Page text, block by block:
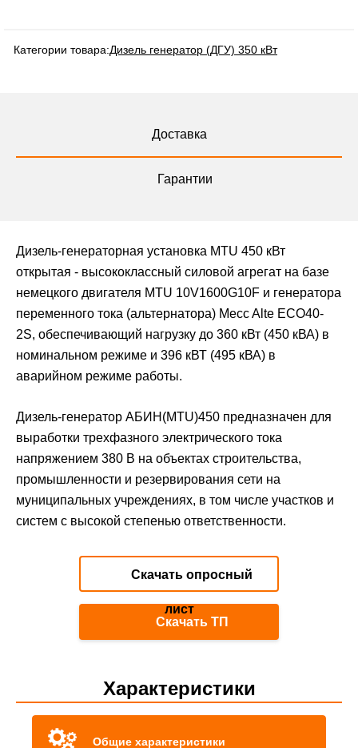
Категории товара:Дизель генератор (ДГУ) 350 кВт
Доставка
Гарантии
Дизель-генераторная установка MTU 450 кВт
открытая - высококлассный силовой агрегат на базе
немецкого двигателя MTU 10V1600G10F и генератора
переменного тока (альтернатора) Mecc Alte ECO40-
2S, обеспечивающий нагрузку до 360 кВт (450 кВА) в
номинальном режиме и 396 кВТ (495 кВА) в
аварийном режиме работы.
Дизель-генератор АБИН(MTU)450 предназначен для
выработки трехфазного электрического тока
напряжением 380 В на объектах строительства,
промышленности и резервирования сети на
муниципальных учреждениях, в том числе участков и
систем с высокой степенью ответственности.
Скачать опросный
лист
Скачать ТП
Характеристики
Общие характеристики